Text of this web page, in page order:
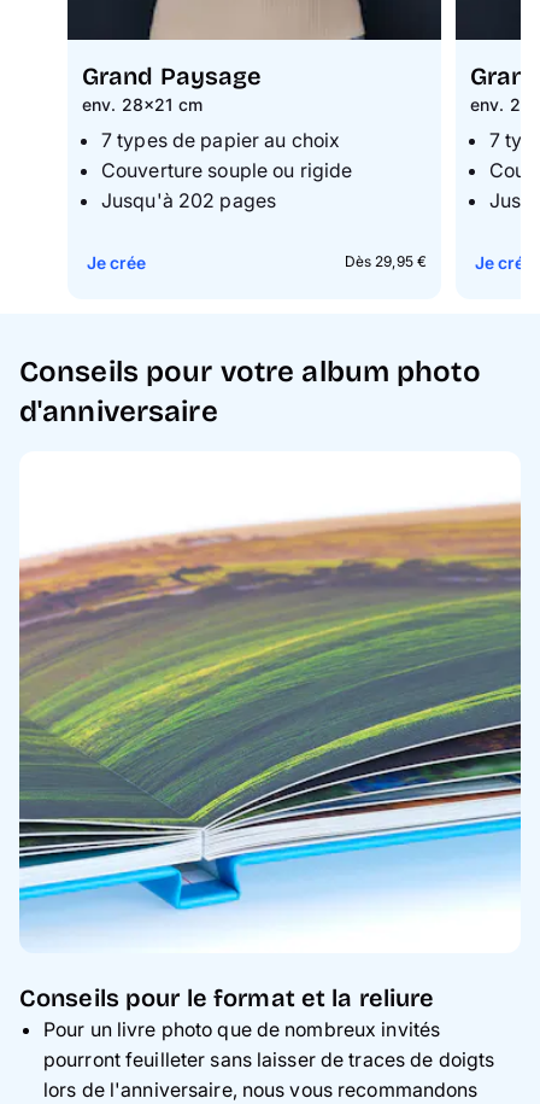
Grand Paysage
env. 28x21 cm
7 types de papier au choix
Couverture souple ou rigide
Jusqu'à 202 pages
Dès 29,95 €
Je crée
env.
7
Je crée
Conseils pour votre album photo
d'anniversaire
Conseils pour le format et la reliure
Pour un livre photo que de nombreux invités
pourront feuilleter sans laisser de traces de doigts
lors de l'anniversaire, nous vous recommandons